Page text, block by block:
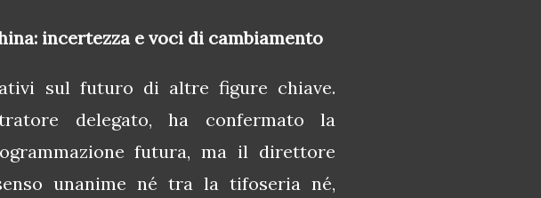
incertezza e voci di cambiamento
sul futuro di altre figure chiave.
delegato, ha confermato la
futura, ma il direttore
unanime né tra la tifoseria né,